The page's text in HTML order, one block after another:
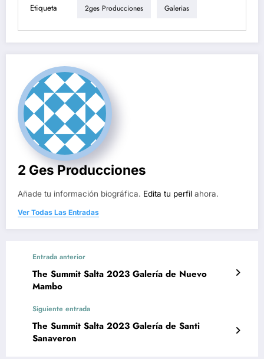
Etiqueta 2ges Producciones Galerias
2 Ges Producciones
Añade tu información biográfica. Edita tu perfil ahora.
Ver Todas Las Entradas
Entrada anterior
The Summit Salta 2023 Galería de Nuevo
Mambo
Siguiente entrada
The Summit Salta 2023 Galería de Santi
Sanaveron